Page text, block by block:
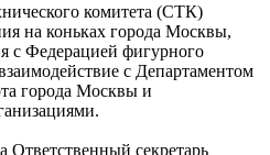
комитета (СТК)
на коньках города Москвы,
с Федерацией фигурного
с Департаментом
города Москвы и
Ответственный секретарь